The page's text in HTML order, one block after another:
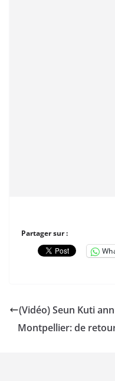
Partager sur :
(Vidéo) Seun Kuti
Montpellier: de